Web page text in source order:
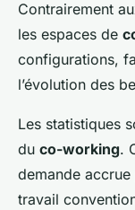
Contrairement
les espaces de
configurations,
l’évolution des
Les statistiques
du co-working.
demande accrue
travail